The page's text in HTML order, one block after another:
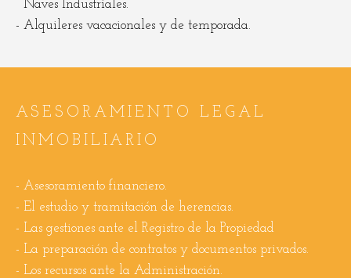
Naves Industriales.
Alquileres vacacionales y de temporada.
ASESORAMIENTO LEGAL
INMOBILIARIO
Asesoramiento financiero.
El estudio y tramitación de herencias.
Las gestiones ante el Registro de la Propiedad
La preparación de contratos y documentos privados.
Los recursos ante la Administración.